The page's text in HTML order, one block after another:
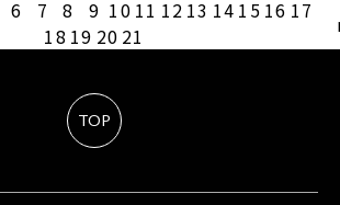
6 7 8 9 10 11 12 13 14 15 16 17
18 19 20 21
TOP